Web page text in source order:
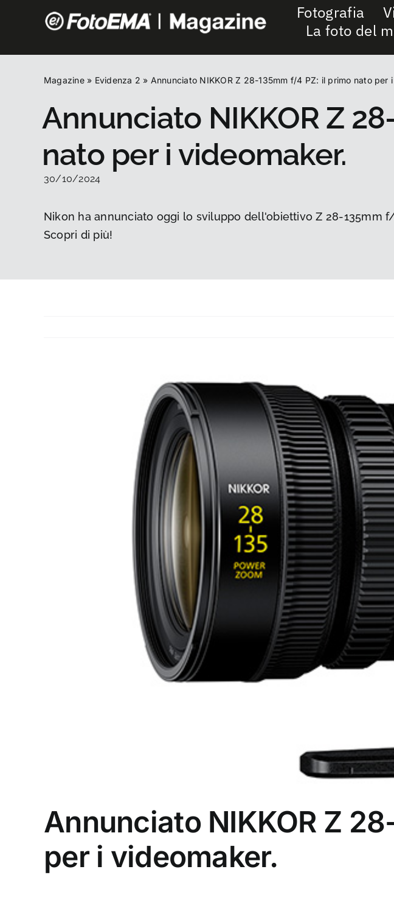
Fotografia
La foto del
Magazine» Evidenza 2 » Annunciato NIKKOR Z 28-135mm f/4 PZ: il primo nato per
Annunciato NIKKOR Z
nato per i videomaker.
30/10/2024
Nikon ha annunciato oggi lo sviluppo dell'obiettivo Z 28-135mm
Scopri di più!
Annunciato NIKKOR Z
per i videomaker.